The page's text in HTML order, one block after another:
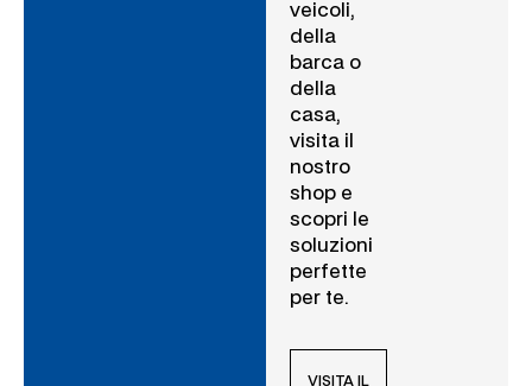
veicoli,
della
barca o
della
casa,
visita il
nostro
shop e
scopri le
soluzioni
perfette
per te.
VISITA IL